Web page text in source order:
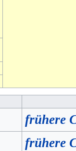
frühere
frühere